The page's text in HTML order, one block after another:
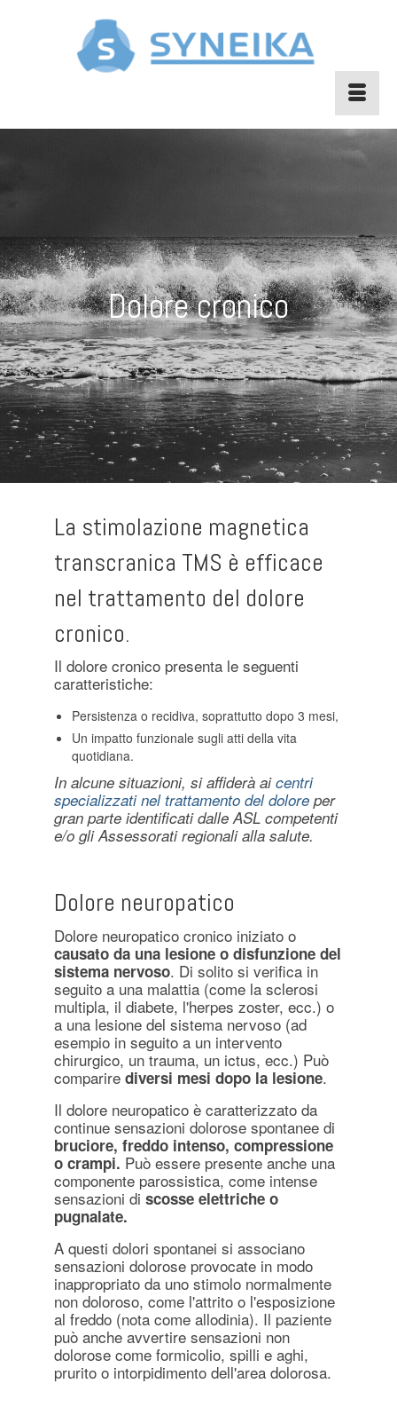
Dolore cronico
La stimolazione magnetica
transcranica TMS è efficace
nel trattamento del dolore
cronico.
Il dolore cronico presenta le seguenti
caratteristiche:
Persistenza o recidiva, soprattutto dopo 3 mesi,
Un impatto funzionale sugli atti della vita
quotidiana.
In alcune situazioni, si affiderà aicentri
specializzati nel trattamento del dolore per
gran parte identificati dalle ASL competenti
e/o gli Assessorati regionali alla salute.
Dolore neuropatico
Dolore neuropatico cronico iniziato o
causato da una lesione o disfunzione del
sistema nervoso. Di solito si verifica in
seguito a una malattia (come la sclerosi
multipla, il diabete, l'herpes zoster, ecc.) o
a una lesione del sistema nervoso (ad
esempio in seguito a un intervento
chirurgico, un trauma, un ictus, ecc.) Può
comparirediversi mesi dopo la lesione.
Il dolore neuropatico è caratterizzato da
continue sensazioni dolorose spontanee di
bruciore, freddo intenso, compressione
o crampi. Può essere presente anche una
componente parossistica, come intense
sensazioni discosse elettriche o
pugnalate.
A questi dolori spontanei si associano
sensazioni dolorose provocate in modo
inappropriato da uno stimolo normalmente
non doloroso, come l'attrito o l'esposizione
al freddo (nota come allodinia). Il paziente
può anche avvertire sensazioni non
dolorose come formicolio, spilli e aghi,
prurito o intorpidimento dell'area dolorosa.